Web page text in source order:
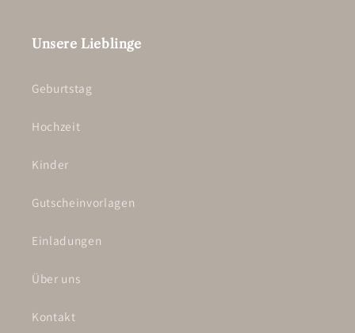
Unsere Lieblinge
Geburtstag
Hochzeit
Kinder
Gutscheinvorlagen
Einladungen
Über uns
Kontakt